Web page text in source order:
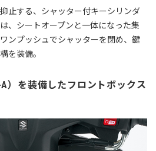
止する、シャッター付キーシリンダ
、シートオープンと一体になった集
ンプッシュでシャッターを閉め、鍵
を装備。
A）を装備したフロントボックス